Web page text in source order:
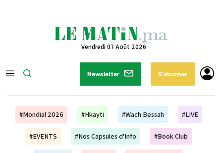
Vendredi 07 Août 2026
Newsletter S'abonner
#Mondial 2026 #Hkayti #Wach Bessah #LIVE
#EVENTS #Nos Capsules d'Info #Book Club